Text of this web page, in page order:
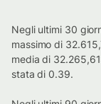
Negli ultimi 30
massimo di
media di
stata di 0.39.